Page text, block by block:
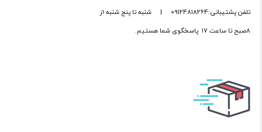
تلفن پشتیبانی:09124818264 |
شنبه تا پنج شنبه از
8صبح تا ساعت 17 پاسخگوی شما هستیم.